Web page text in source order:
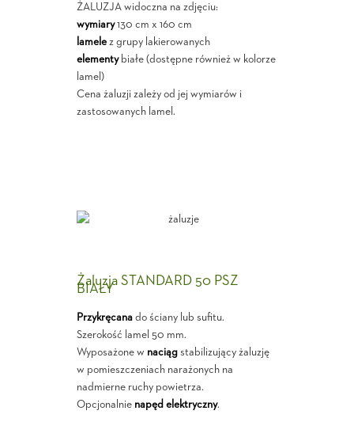
ŻALUZJA widoczna na zdjęciu:
wymiary130 cm x 160 cm
lamelez grupy lakierowanych
elementybiałe (dostępne również w kolorze
lamel)
Cena żaluzji zależy od jej wymiarów i
zastosowanych lamel.
Żaluzja STANDARD 50 PSZ
BIAŁY
Przykręcanado ściany lub sufitu.
Szerokość lamel 50 mm.
Wyposażone w naciągstabilizujący żaluzję
w pomieszczeniach narażonych na
nadmierne ruchy powietrza.
Opcjonalnie napęd elektryczny.